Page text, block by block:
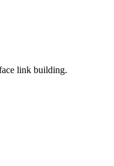
link building.